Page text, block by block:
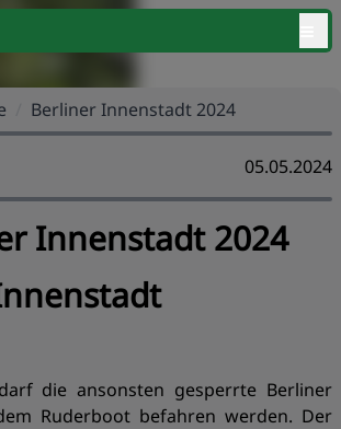
Berliner Innenstadt 2024
05.05.2024
Innenstadt 2024
die ansonsten gesperrte Berliner
Ruderboot befahren werden. Der